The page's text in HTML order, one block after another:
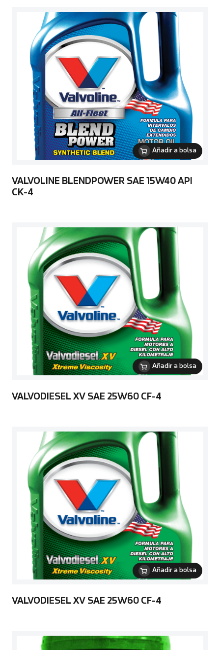
Añadir a bolsa
VALVOLINE BLENDPOWER SAE 15W40 API
CK-4
Añadir a bolsa
VALVODIESEL XV SAE 25W60 CF-4
Añadir a bolsa
VALVODIESEL XV SAE 25W60 CF-4